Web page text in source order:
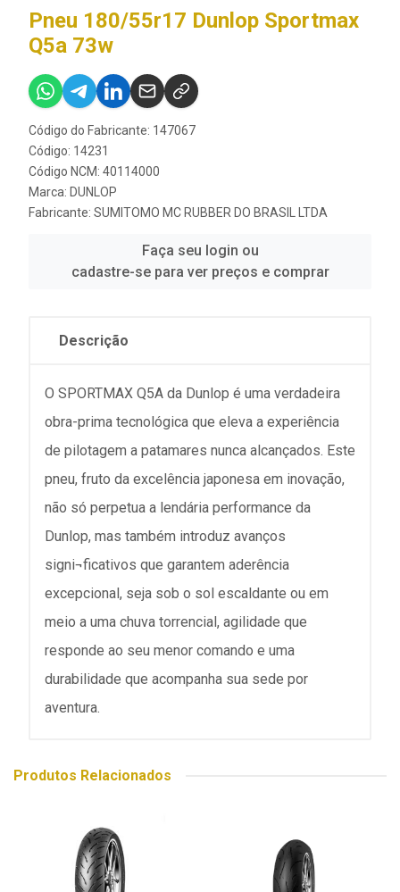
Pneu 180/55r17 Dunlop Sportmax
Q5a 73w
Código do Fabricante: 147067
Código: 14231
Código NCM: 40114000
Marca: DUNLOP
Fabricante: SUMITOMO MC RUBBER DO BRASIL LTDA
Faça seu login ou
cadastre-se para ver preços e comprar
Descrição
O SPORTMAX Q5A da Dunlop é uma verdadeira
obra-prima tecnológica que eleva a experiência
de pilotagem a patamares nunca alcançados. Este
pneu, fruto da excelência japonesa em inovação,
não só perpetua a lendária performance da
Dunlop, mas também introduz avanços
signi¬ficativos que garantem aderência
excepcional, seja sob o sol escaldante ou em
meio a uma chuva torrencial, agilidade que
responde ao seu menor comando e uma
durabilidade que acompanha sua sede por
aventura.
Produtos Relacionados